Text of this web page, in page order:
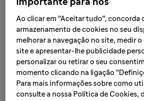
100mG/mL -
oral - Sanofi no
LEIA MAIS • 11 de agosto de 2020
importante para nós
Ao clicar em "Aceitar tudo", concorda
armazenamento de cookies no seu
melhorar a navegação no site, medir
site e apresentar-lhe publicidade
personalizar ou retirar o seu
momento clicando na ligação
Para mais informações sobre como
consulte a nossa Política de Cookies,